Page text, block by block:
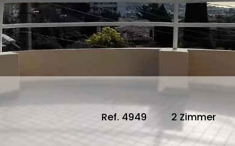
Ref. 4949 2 Zimmer